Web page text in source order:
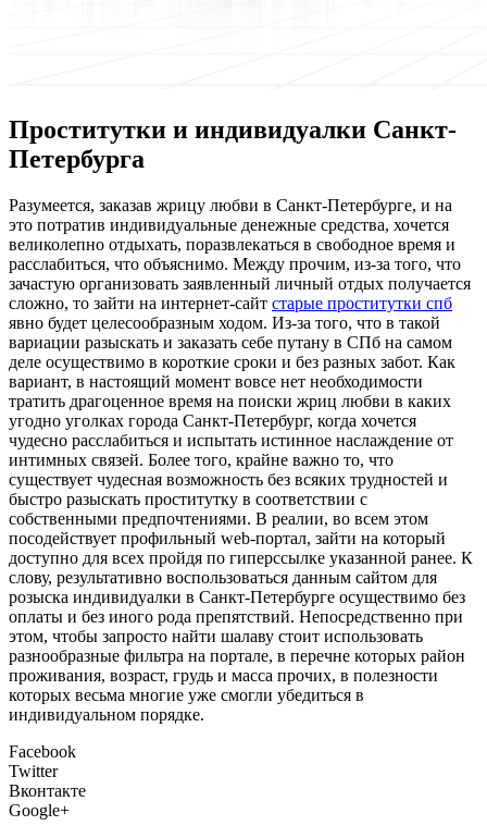
Проститутки и индивидуалки Санкт-
Петербурга
Рaзумeeтся, зaкaзaв жрицу любви в Санкт-Петербурге, и на
это потратив индивидуальные денежные средства, хочется
великолепно отдыхать, поразвлекаться в свободное время и
расслабиться, что объяснимо. Между прочим, из-за того, что
зачастую организовать заявленный личный отдых получается
сложно, то зайти на интернет-сайт старые проститутки спб
явно будет целесообразным ходом. Из-за того, что в такой
вариации разыскать и заказать себе путану в СПб на самом
деле осуществимо в короткие сроки и без разных забот. Как
вариант, в настоящий момент вовсе нет необходимости
тратить драгоценное время на поиски жриц любви в каких
угодно уголках города Санкт-Петербург, когда хочется
чудесно расслабиться и испытать истинное наслаждение от
интимных связей. Более того, крайне важно то, что
существует чудесная возможность без всяких трудностей и
быстро разыскать проститутку в соответствии с
собственными предпочтениями. В реалии, во всем этом
посодействует профильный web-портал, зайти на который
доступно для всех пройдя по гиперссылке указанной ранее. К
слову, результативно воспользоваться данным сайтом для
розыска индивидуалки в Санкт-Петербурге осуществимо без
оплаты и без иного рода препятствий. Непосредственно при
этом, чтобы запросто найти шалаву стоит использовать
разнообразные фильтра на портале, в перечне которых район
проживания, возраст, грудь и масса прочих, в полезности
которых весьма многие уже смогли убедиться в
индивидуальном порядке.
Facebook
Twitter
Вконтакте
Google+